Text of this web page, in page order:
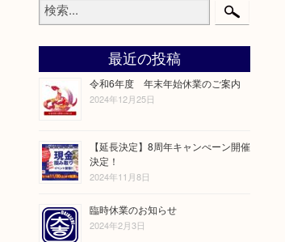
最近の投稿
令和6年度 年末年始休業のご案内
2024年12月25日
【延長決定】8周年キャンぺーン開催
決定！
2024年11月8日
臨時休業のお知らせ
2024年2月3日